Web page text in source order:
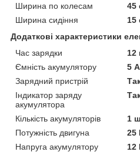
Ширина по колесам
45
Ширина сидіння
15
Додаткові характеристики
Час зарядки
12
Ємність акумулятору
5
Зарядний пристрій
Індикатор заряду
акумулятора
Кількість акумуляторів
1
Потужність двигуна
25
Напруга акумулятору
12